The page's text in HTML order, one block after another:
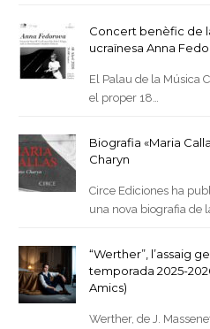
Concert benèfic de
ucraïnesa Anna
El Palau de la Música
el proper 18…
Biografia «Maria
Charyn
Circe Ediciones ha
una nova biografia de
“Werther”, l’assaig
temporada 2025-
Amics)
Werther, de J.